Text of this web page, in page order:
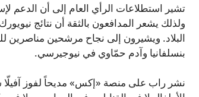
تشير استطلاعات الرأي العام إلى أن الدعم
ولذلك يشعر المدافعون بالثقة أن نتائج
البلاد. ويشيرون إلى نجاح مرشحين مناصرين
بنسلفانيا وآدم حمّاوي في نيوجيرسي.
نشر راب على منصة «إكس» مديحاً لفوز آفيلّا